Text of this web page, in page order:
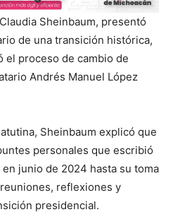
Sheinbaum, presentó
de una transición histórica,
el proceso de cambio de
Andrés Manuel López
Sheinbaum explicó que
personales que escribió
junio de 2024 hasta su toma
reflexiones y
presidencial.